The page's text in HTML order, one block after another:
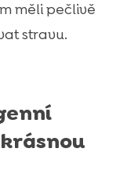
měli pečlivě
stravu.